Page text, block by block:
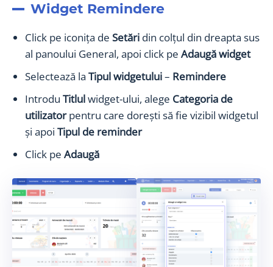
Widget Remindere
Click pe iconița de Setări din colțul din dreapta sus
al panoului General, apoi click pe Adaugă widget
Selectează la Tipul widgetului– Remindere
Introdu Titlulwidget-ului, alege Categoria de
utilizatorpentru care dorești să fie vizibil widgetul
și apoi Tipul de reminder
Click pe Adaugă